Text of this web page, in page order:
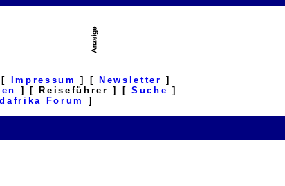
Impressum ] [ Newsletter ]
] [ Reiseführer ] [Suche ]
Forum ]